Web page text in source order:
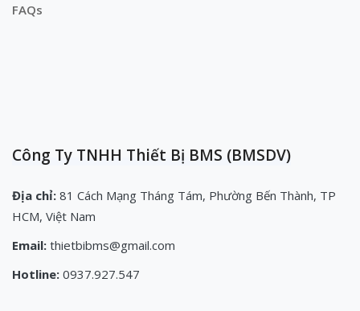
FAQs
Công Ty TNHH Thiết Bị BMS (BMSDV)
Địa chỉ: 81 Cách Mạng Tháng Tám, Phường Bến Thành, TP
HCM, Việt Nam
Email: thietbibms@gmail.com
Hotline: 0937.927.547